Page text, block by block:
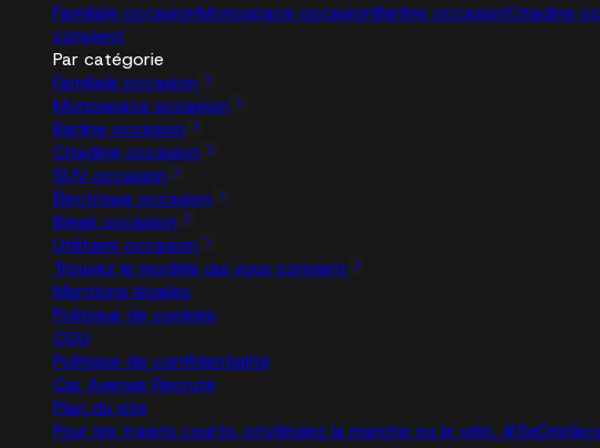
Familiale occasionMonospace occasionBerline occasionCitadine
convient
Par catégorie
Familiale occasion
Monospace occasion
Berline occasion
Citadine occasion
SUV occasion
Électrique occasion
Break occasion
Utilitaire occasion
Trouvez le modèle qui vous convient
Mentions légales
Politique de cookies
CGU
Politique de confidentialité
Car Avenue Recrute
Plan du site
Pour les trajets courts, privilégiez la marche ou le vélo.